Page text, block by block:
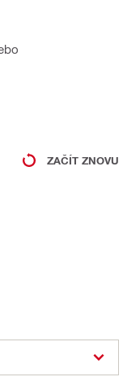
ZAČÍT ZNOVU